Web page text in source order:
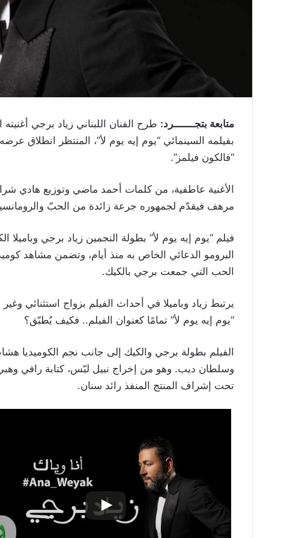
متابعة بتجـــــــرد: طرح الفنان اللبناني زياد برجي
“فالكون فيلمز”.
الأغنية عاطفية، من كلمات أحمد ماضي وتوزيع هادي
مرهف فيقدّم لجمهوره جرعة زائدة من الحبّ
فيلم “يوم إيه يوم لأ” بطولة النجمين زياد برجي
البرومو الدعائي الخاص به منذ أيام، وتضمن مشاهد
الحب التي جمعت برجي بالكيك.
يرتبط زياد وباميلا في أحداث الفيلم بزواج استثنائي
“يوم إيه يوم لأ” تمامًا كعنوان الفيلم.. فكيف يُطبّق؟
الفيلم بطولة برجي والكيك إلى جانب نجم الكوميديا
وسلطان ديب. وهو من إخراج نبيل لبّس، كتابة رافي
تحت إشراف المنتج المنفذ رائد سنان.